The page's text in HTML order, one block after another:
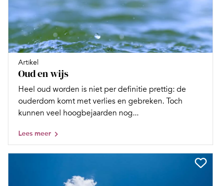
Artikel
Oud en wijs
Heel oud worden is niet per definitie prettig: de
ouderdom komt met verlies en ­gebreken. Toch
kunnen veel hoogbejaarden nog...
Lees meer